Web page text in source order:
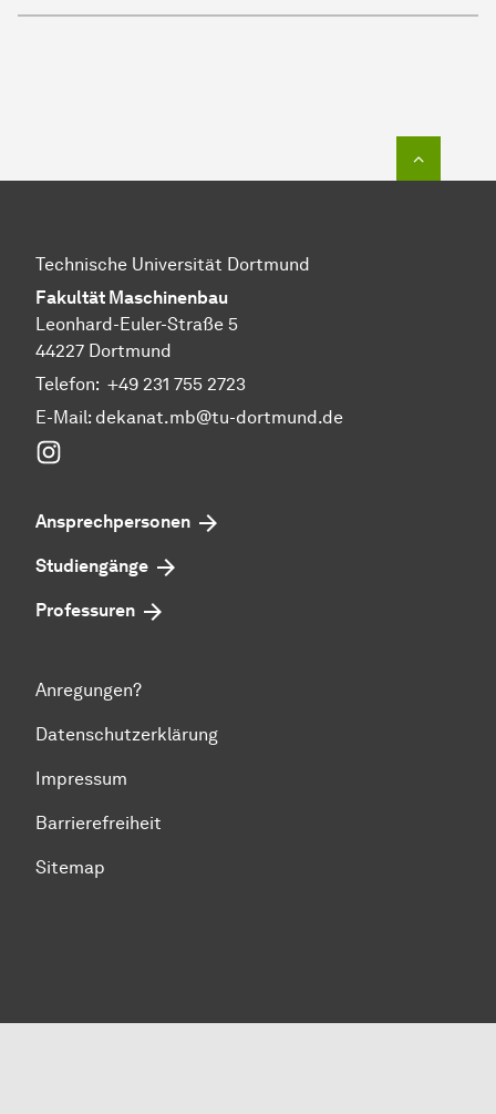
Technische Universität Dortmund
Fakultät Maschinenbau
Leonhard-Euler-Straße 5
44227 Dortmund
Telefon: +49 231 755 2723
E-Mail: dekanat.mb@tu-dortmund.de
Ansprechpersonen
Studiengänge
Professuren
Anregungen?
Datenschutzerklärung
Impressum
Barrierefreiheit
Sitemap